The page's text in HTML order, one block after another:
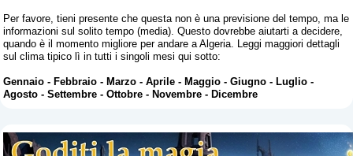
Per favore, tieni presente che questa non è una previsione del tempo, ma le
informazioni sul solito tempo (media). Questo dovrebbe aiutarti a decidere,
quando è il momento migliore per andare a Algeria. Leggi maggiori dettagli
sul clima tipico lì in tutti i singoli mesi qui sotto:
Gennaio -Febbraio -Marzo -Aprile -Maggio -Giugno -Luglio -
Agosto -Settembre -Ottobre -Novembre -Dicembre